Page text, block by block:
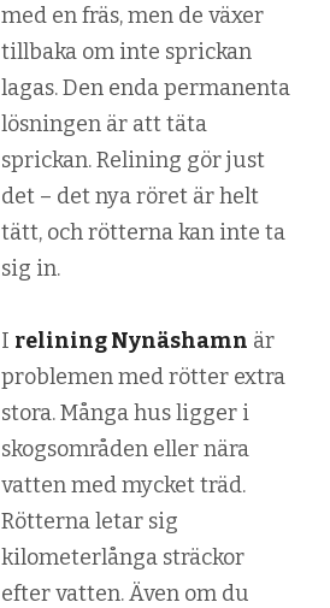
med en fräs, men de växer
tillbaka om inte sprickan
lagas. Den enda permanenta
lösningen är att täta
sprickan. Relining gör just
det – det nya röret är helt
tätt, och rötterna kan inte ta
sig in.
I relining Nynäshamn är
problemen med rötter extra
stora. Många hus ligger i
skogsområden eller nära
vatten med mycket träd.
Rötterna letar sig
kilometerlånga sträckor
efter vatten. Även om du